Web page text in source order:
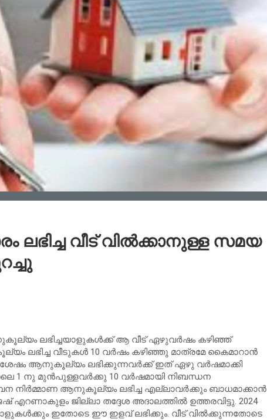
വീട് വിൽക്കാനുള്ള സമയ
ലഭിച്ചയാളുകൾക്ക് ആ വീട് ഏഴുവർഷം കഴിഞ്ഞ്
ലഭിച്ച വീടുകൾ 10 വർഷം കഴിഞ്ഞു മാത്രമേ കൈമാറാൻ
ആനുകൂല്യം ലഭിക്കുന്നവർക്ക് ഇത് ഏഴു വർഷമാക്കി
1 നു മുൻപുള്ളവർക്കു 10 വർഷമായി നിബന്ധന
ആനുകൂല്യം ലഭിച്ച എല്ലാവർക്കും ബാധമാക്കാൻ
എറണാകുളം ജില്ലാ തദ്ദേശ അദാലത്തിൽ ഉത്തരവിട്ടു. 2024
ഇതോടെ ഈ ഇളവ് ലഭിക്കും. വീട് വിൽക്കുന്നതോടെ